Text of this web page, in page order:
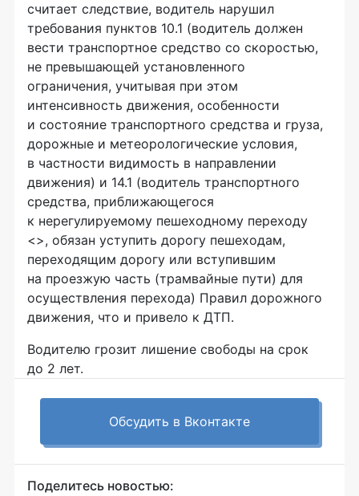
считает следствие, водитель нарушил
требования пунктов 10.1 (водитель должен
вести транспортное средство со скоростью,
не превышающей установленного
ограничения, учитывая при этом
интенсивность движения, особенности
и состояние транспортного средства и груза,
дорожные и метеорологические условия,
в частности видимость в направлении
движения) и 14.1 (водитель транспортного
средства, приближающегося
к нерегулируемому пешеходному переходу
<>, обязан уступить дорогу пешеходам,
переходящим дорогу или вступившим
на проезжую часть (трамвайные пути) для
осуществления перехода) Правил дорожного
движения, что и привело к ДТП.
Водителю грозит лишение свободы на срок
до 2 лет.
Обсудить в Вконтакте
Поделитесь новостью: